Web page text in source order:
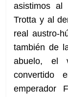
asistimos
Trotta y al
real austro-
también de
abuelo, el
convertido
emperador